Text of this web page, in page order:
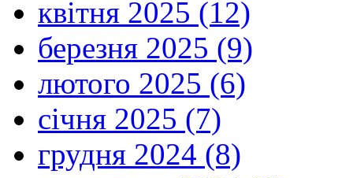
квітня 2025 (12)
березня 2025 (9)
лютого 2025 (6)
січня 2025 (7)
грудня 2024 (8)